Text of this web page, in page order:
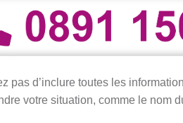
pas d’inclure toutes les
votre situation, comme le nom